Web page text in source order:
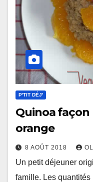
P'TIT DÉJ'
Quinoa façon
orange
8 AOÛT 2018
Un petit déjeuner
famille. Les